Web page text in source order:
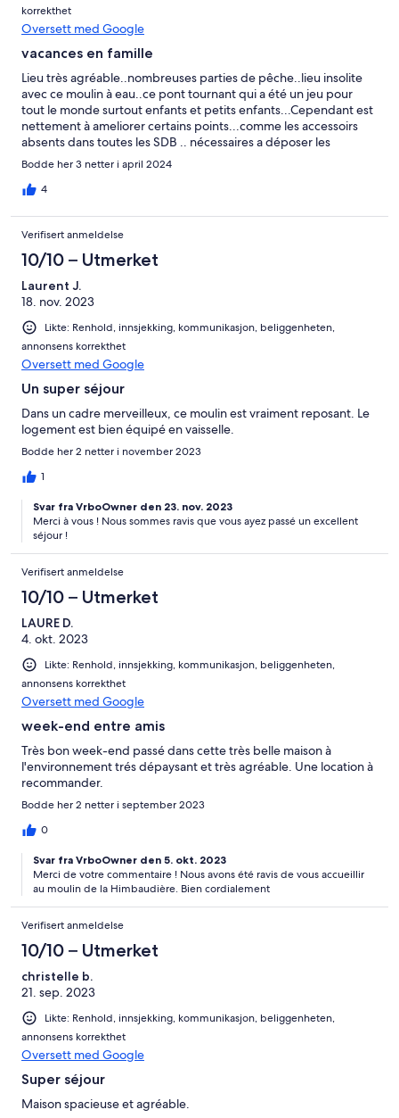
korrekthet
Oversett med Google
vacances en famille
Lieu très agréable..nombreuses parties de pêche..lieu insolite
avec ce moulin à eau..ce pont tournant qui a été un jeu pour
tout le monde surtout enfants et petits enfants...Cependant est
nettement à ameliorer certains points...comme les accessoirs
absents dans toutes les SDB .. nécessaires a déposer les
produits de toilette ..Lit bébé cassé et de mauvaise qualité...qui
a beaucoup ..vécu...évacuation des vasques extrêmement lente
avec remontée d'odeur d'égoût...Absence dans certaines
et matelas est à revoir.A l'extérieur le mobilier de jardin est très
largement en nombre et de bonne qualité.. Nous n'avons pas
utilisé la piscine du fait du temps trop frais à cettte saison....Ces
informations ont été dites verbalement par moi mëme à
Monsieur WIAR sur place, celui-ci prétextant ne rien savoir si les
gens ne l'informe pas..C'est chose faite....
Bodde her 3 netter i april 2024
4
Verifisert anmeldelse
10/10 – Utmerket
Laurent J.
18. nov. 2023
Likte: Renhold, innsjekking, kommunikasjon, beliggenheten,
annonsens korrekthet
Oversett med Google
Un super séjour
Dans un cadre merveilleux, ce moulin est vraiment reposant. Le
logement est bien équipé en vaisselle.
Bodde her 2 netter i november 2023
1
Svar fra VrboOwner den 23. nov. 2023
Merci à vous ! Nous sommes ravis que vous ayez passé un excellent
séjour !
Verifisert anmeldelse
10/10 – Utmerket
LAURE D.
4. okt. 2023
Likte: Renhold, innsjekking, kommunikasjon, beliggenheten,
annonsens korrekthet
Oversett med Google
week-end entre amis
Très bon week-end passé dans cette très belle maison à
l'environnement trés dépaysant et très agréable. Une location à
recommander.
Bodde her 2 netter i september 2023
0
Svar fra VrboOwner den 5. okt. 2023
Merci de votre commentaire ! Nous avons été ravis de vous accueillir
au moulin de la Himbaudière. Bien cordialement
Verifisert anmeldelse
10/10 – Utmerket
christelle b.
21. sep. 2023
Likte: Renhold, innsjekking, kommunikasjon, beliggenheten,
annonsens korrekthet
Oversett med Google
Super séjour
Maison spacieuse et agréable.